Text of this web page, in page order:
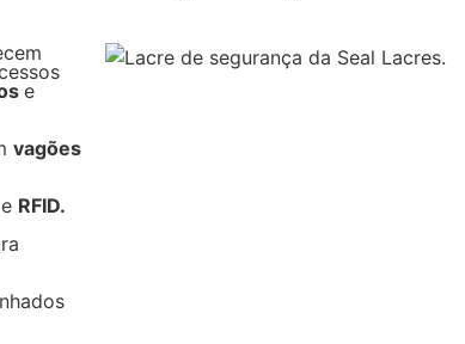
e
vagões
e RFID.